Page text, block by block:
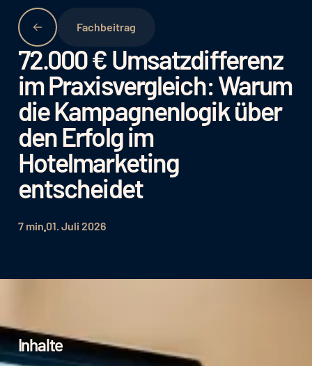
Fachbeitrag
72.000 € Umsatzdifferenz
im Praxisvergleich:Warum
die Kampagnenlogik über
den Erfolg im
Hotelmarketing
entscheidet
7 min 01. Juli 2026
Inhalte